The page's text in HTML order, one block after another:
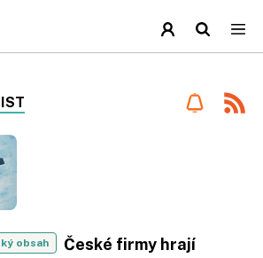
obsah
České firmy hrají